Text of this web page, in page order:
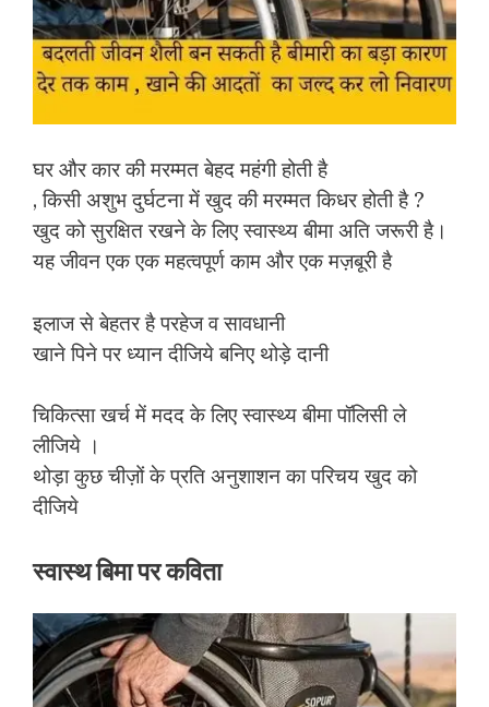
घर और कार की मरम्मत बेहद महंगी होती है
, किसी अशुभ दुर्घटना में खुद की मरम्मत किधर होती है ?
खुद को सुरक्षित रखने के लिए स्वास्थ्य बीमा अति जरूरी है।
यह जीवन एक एक महत्वपूर्ण काम और एक मज़बूरी है
इलाज से बेहतर है परहेज व सावधानी
खाने पिने पर ध्यान दीजिये बनिए थोड़े दानी
चिकित्सा खर्च में मदद के लिए स्वास्थ्य बीमा पॉलिसी ले
लीजिये ।
थोड़ा कुछ चीज़ों के प्रति अनुशाशन का परिचय खुद को
दीजिये
स्वास्थ बिमा पर कविता